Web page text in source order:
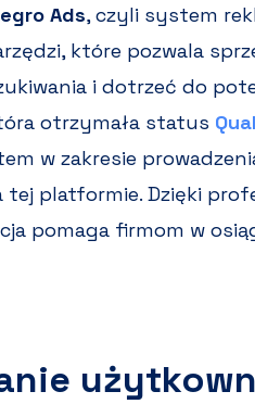
Ads, czyli system
które pozwala
i dotrzeć do
otrzymała status
w zakresie
platformie. Dzięki
pomaga firmom w